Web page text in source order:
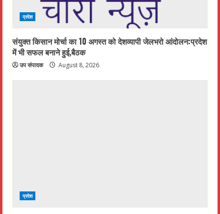
प्रदेश
संयुक्त किसान मोर्चा का 10 अगस्त को देशव्यापी जेलभरो आंदोलन:प्रदेश
में भी सफल बनाने हुई,बैठक
उप संपादक August 8, 2026
प्रदेश